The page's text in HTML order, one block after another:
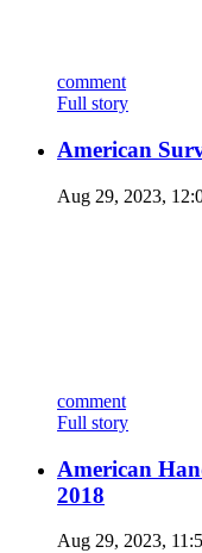
comment
Full story
American
Aug 29, 2023,
comment
Full story
American
2018
Aug 29, 2023,